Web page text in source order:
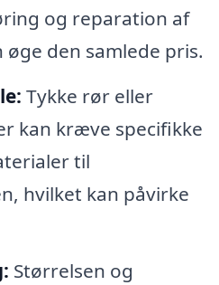
og reparation af
øge den samlede pris.
Tykke rør eller
kan kræve specifikke
til
hvilket kan påvirke
Størrelsen og